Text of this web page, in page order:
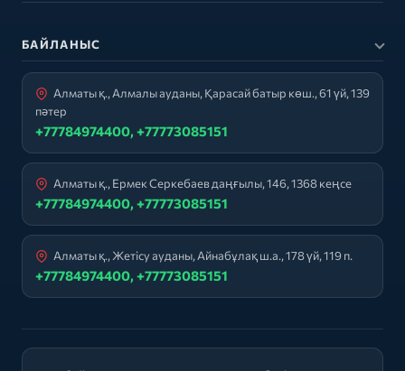
БАЙЛАНЫС
Алматы қ., Алмалы ауданы, Қарасай батыр көш., 61 үй, 139
пәтер
+77784974400, +77773085151
Алматы қ., Ермек Серкебаев даңғылы, 146, 1368 кеңсе
+77784974400, +77773085151
Алматы қ., Жетісу ауданы, Айнабұлақ ш.а., 178 үй, 119 п.
+77784974400, +77773085151